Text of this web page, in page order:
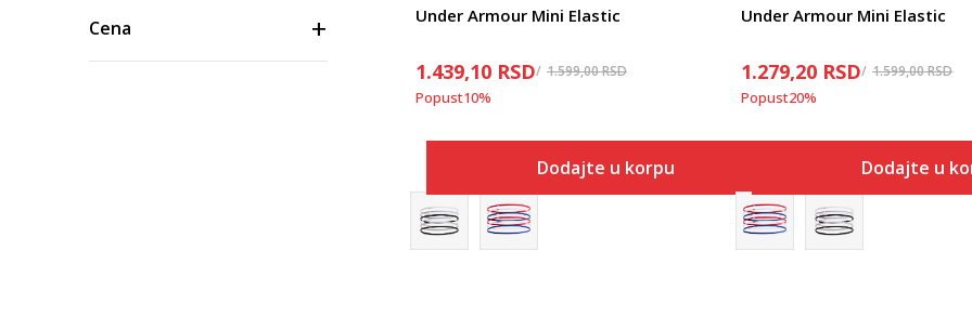
Cena
Under Armour Mini Elastic
1.439,10 RSD 1.599,00RSD
Popust10%
Dodajte u korpu
Under Armour Mini Elastic
1.279,20 RSD 1.599,00RSD
Popust20%
Dodajte u